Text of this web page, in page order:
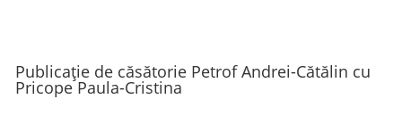
Publicație de căsătorie Petrof Andrei-Cătălin cu
Pricope Paula-Cristina